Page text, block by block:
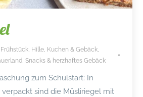
Frühstück, Hille, Kuchen & Gebäck,
, Snacks & herzhaftes Gebäck
zum Schulstart: In
sind die Müsliriegel mit